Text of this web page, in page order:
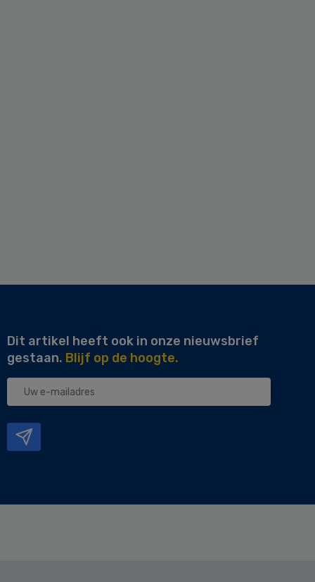
Dit artikel heeft ook in onze nieuwsbrief
gestaan. Blijf op de hoogte.
Uw